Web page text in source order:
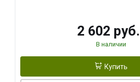
2 602 руб.
В наличии
Купить